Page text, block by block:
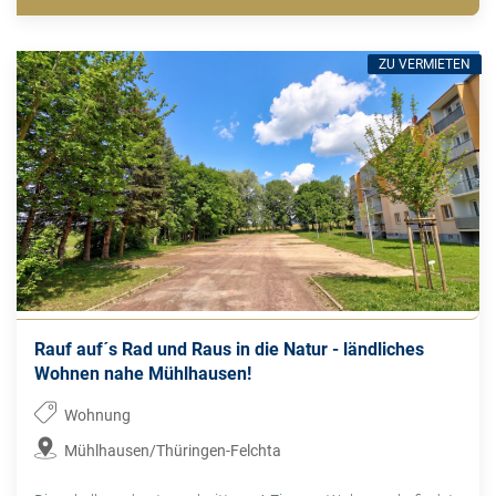
Rauf auf´s Rad und Raus in die Natur - ländliches
Wohnen nahe Mühlhausen!
Wohnung
Mühlhausen/Thüringen-Felchta
ZU VERMIETEN